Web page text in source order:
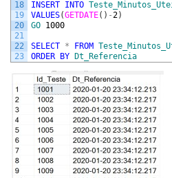
18
19
20
21
22
23
INSERT INTO
VALUES(GETDATE( ) - 2)
GO 1000
SELECT * FROM
ORDER BY Dt_Referencia